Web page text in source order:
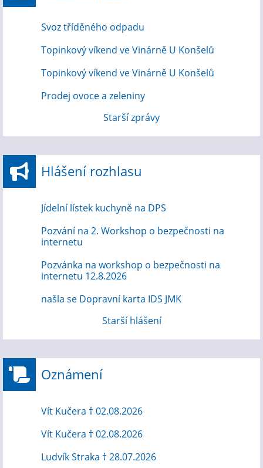
Svoz tříděného odpadu
Topinkový víkend ve Vinárně U Konšelů
Topinkový víkend ve Vinárně U Konšelů
Prodej ovoce a zeleniny
Starší zprávy
Hlášení rozhlasu
Jídelní lístek kuchyně na DPS
Pozvání na 2. Workshop o bezpečnosti na
internetu
Pozvánka na workshop o bezpečnosti na
internetu 12.8.2026
našla se Dopravní karta IDS JMK
Starší hlášení
Oznámení
Vít Kučera † 02.08.2026
Vít Kučera † 02.08.2026
Ludvík Straka † 28.07.2026